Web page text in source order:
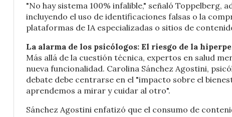
"No hay sistema 100% infalible," señaló
incluyendo el uso de identificaciones falsas o la
plataformas de IA especializadas o sitios de
La alarma de los psicólogos: El riesgo de la
Más allá de la cuestión técnica, expertos en salud
nueva funcionalidad. Carolina Sánchez Agostini,
debate debe centrarse en el "impacto sobre el
aprendemos a mirar y cuidar al otro".
Sánchez Agostini enfatizó que el consumo de